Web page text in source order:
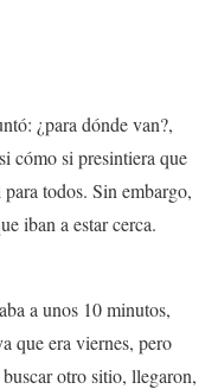
¿para dónde van?,
cómo si presintiera que
todos. Sin embargo,
iban a estar cerca.
a unos 10 minutos,
que era viernes, pero
otro sitio, llegaron,